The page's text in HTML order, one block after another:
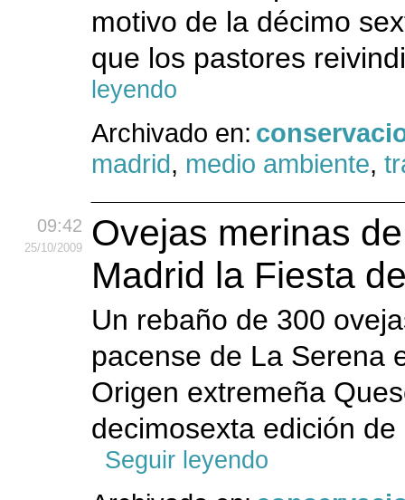
motivo de la décimo
que los pastores
leyendo
Archivado en:
madrid, medio ambiente,
09:42
25/10/2009
Ovejas merinas
Madrid la Fiesta
Un rebaño de 300
pacense de La Serena
Origen extremeña
decimosexta edición
Seguir leyendo